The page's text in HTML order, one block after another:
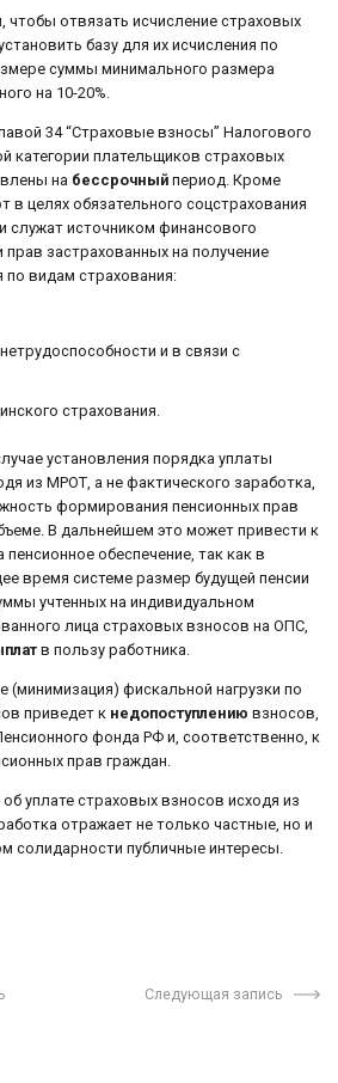
чтобы отвязать исчисление страховых
базу для их исчисления по
суммы минимального размера
на 10-20%.
34 “Страховые взносы” Налогового
категории плательщиков страховых
на бессрочный период. Кроме
в целях обязательного соцстрахования
служат источником финансового
прав застрахованных на получение
по видам страхования:
и в связи с
страхования.
установления порядка уплаты
из МРОТ, а не фактического заработка,
формирования пенсионных прав
В дальнейшем это может привести к
обеспечение, так как в
время системе размер будущей пенсии
учтенных на индивидуальном
лица страховых взносов на ОПС,
в пользу работника.
(минимизация) фискальной нагрузки по
приведет к недопоступлению взносов,
фонда РФ и, соответственно, к
прав граждан.
уплате страховых взносов исходя из
отражает не только частные, но и
солидарности публичные интересы.
Следующая запись